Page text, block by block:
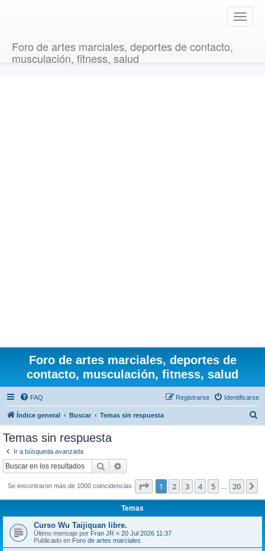
T
o
Foro de artes marciales, deportes de contacto,
musculación, fitness, salud
Foro de artes marciales, deportes de
contacto, musculación, fitness, salud
FAQ Identificarse
Registrarse
Índice general Buscar Temas sin respuesta
Temas sin respuesta
Ir a búsqueda avanzada
Buscar
Se encontraron más de 1000 coincidencias Página de 20
1 2 3 4 5 20
Temas
Curso Wu Taijiquan libre.
Último mensaje por Fran JR « 20 Jul 2026 11:37
Publicado en Foro de artes marciales